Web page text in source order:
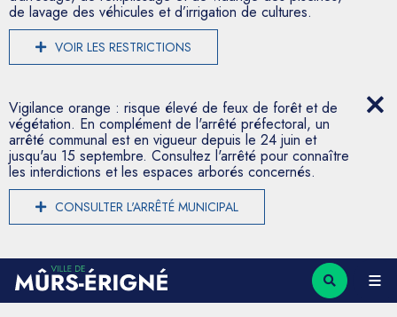
de lavage des véhicules et d’irrigation de cultures.
VOIR LES RESTRICTIONS
Vigilance orange : risque élevé de feux de forêt et de
végétation. En complément de l'arrêté préfectoral, un
arrêté communal est en vigueur depuis le 24 juin et
jusqu'au 15 septembre. Consultez l'arrêté pour connaître
les interdictions et les espaces arborés concernés.
CONSULTER L'ARRÊTÉ MUNICIPAL